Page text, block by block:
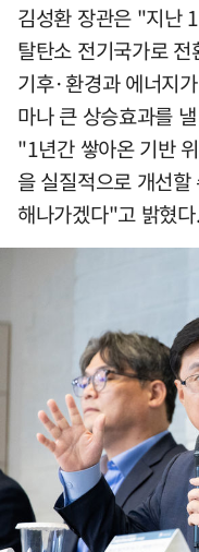
김성환 장관은 "지난
탈탄소 전기국가로
기후·환경과 에너지
마나 큰 상승효과를
"1년간 쌓아온 기반
을 실질적으로 개선
해나가겠다"고 밝혔다.